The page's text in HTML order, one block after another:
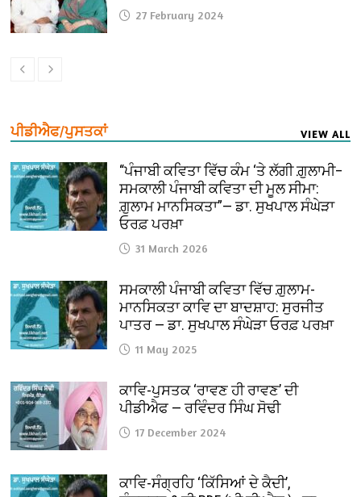
27 February 2024
ਪੀਡੀਐਫ/ਪੁਸਤਕਾਂ VIEW ALL
“ਪੰਜਾਬੀ ਕਵਿਤਾ ਵਿੱਚ ਕੰਮ ‘ਤੇ ਲੱਗੀ ਗ਼ੁਲਾਮੀ–
ਸਮਕਾਲੀ ਪੰਜਾਬੀ ਕਵਿਤਾ ਦੀ ਮੂਲ ਸੀਮਾ:
ਗ਼ੁਲਾਮ ਮਾਨਸਿਕਤਾ”— ਡਾ. ਸੁਖਪਾਲ ਸੰਘੇੜਾ
ਓਰਫ਼ ਪਰਖ਼ਾ
31 March 2026
ਸਮਕਾਲੀ ਪੰਜਾਬੀ ਕਵਿਤਾ ਵਿੱਚ ਗ਼ੁਲਾਮ-
ਮਾਨਸਿਕਤਾ ਕਾਵਿ ਦਾ ਬਾਦਸ਼ਾਹ: ਸੁਰਜੀਤ
ਪਾਤਰ — ਡਾ. ਸੁਖਪਾਲ ਸੰਘੇੜਾ ਓਰਫ਼ ਪਰਖ਼ਾ
11 May 2025
ਕਾਵਿ-ਪੁਸਤਕ ‘ਰਾਵਣ ਹੀ ਰਾਵਣ’ ਦੀ
ਪੀਡੀਐਫ — ਰਵਿੰਦਰ ਸਿੰਘ ਸੋਢੀ
17 December 2024
ਕਾਵਿ-ਸੰਗ੍ਰਹਿ ‘ਕਿੱਸਿਆਂ ਦੇ ਕੈਦੀ’,